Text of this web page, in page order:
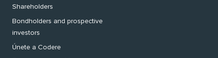
Shareholders
Bondholders and prospective
investors
Únete a Codere